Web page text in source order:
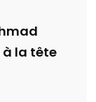
la tête